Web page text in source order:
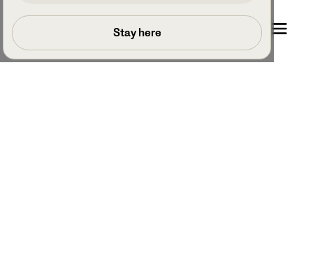
Prenota una chiamata
Stay here